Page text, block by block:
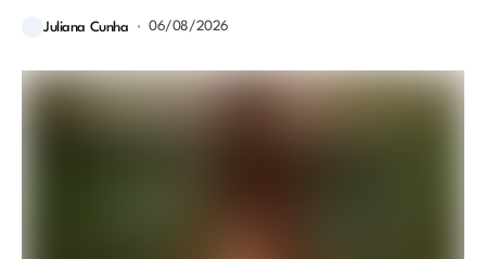
Juliana Cunha 06/08/2026